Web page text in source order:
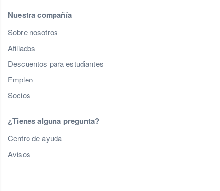
Nuestra compañía
Sobre nosotros
Afiliados
Descuentos para estudiantes
Empleo
Socios
¿Tienes alguna pregunta?
Centro de ayuda
Avisos